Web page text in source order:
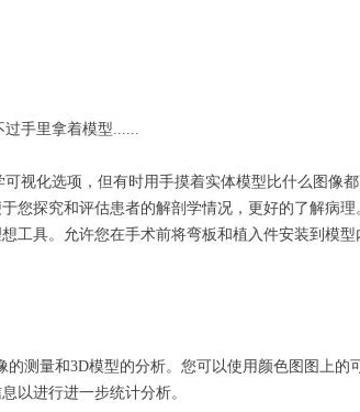
过手里拿着模型......
可视化选项，但有时用手摸着实体模型比什么图像
您探究和评估患者的解剖学情况，更好的了解病
工具。允许您在手术前将弯板和植入件安装到模
的测量和3D模型的分析。您可以使用颜色图图上
息以进行进一步统计分析。